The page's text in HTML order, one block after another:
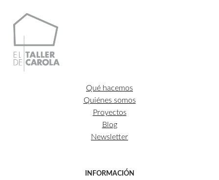
Qué hacemos
Quiénes somos
Proyectos
Blog
Newsletter
INFORMACIÓN